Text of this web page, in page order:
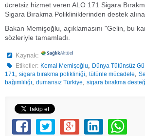
ücretsiz hizmet veren ALO 171 Sigara
Sigara Bırakma Polikliniklerinden destek
Bakan Memişoğlu, açıklamasını "Gelin, bu
sözleriyle tamamladı.
Kaynak:
Etiketler: Kemal Memişoğlu, Dünya Tütünsüz
171, sigara bırakma polikliniği, tütünle mücadele,
bağımlılığı, dumansız Türkiye, sigara bırakma